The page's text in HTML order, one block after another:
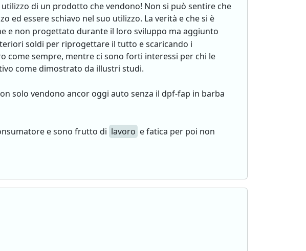
di un prodotto che vendono! Non si può sentire che
ed essere schiavo nel suo utilizzo. La verità e che si è
e non progettato durante il loro sviluppo ma aggiunto
soldi per riprogettare il tutto e scaricando i
come sempre, mentre ci sono forti interessi per chi le
come dimostrato da illustri studi.
solo vendono ancor oggi auto senza il dpf-fap in barba
e sono frutto di lavoro e fatica per poi non